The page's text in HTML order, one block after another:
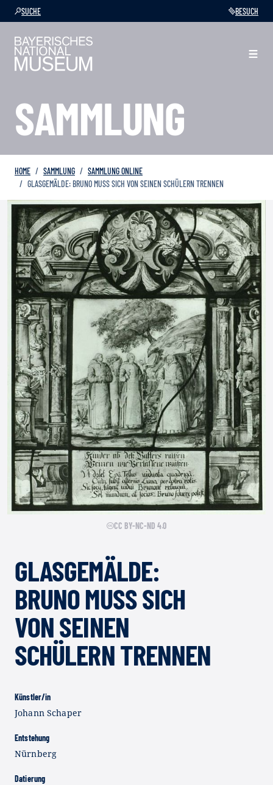
SUCHE BESUCH
SAMMLUNG
HOME SAMMLUNG
SAMMLUNG ONLINE
GLASGEMÄLDE: BRUNO MUSS SICH VON SEINEN SCHÜLERN TRENNEN
CC BY-NC-ND 4.0
GLASGEMÄLDE:
BRUNO MUSS SICH V
ON SEINEN S
CHÜLERN TRENNEN
Künstler/in
Johann Schaper
Entstehung
Nürnberg
Datierung